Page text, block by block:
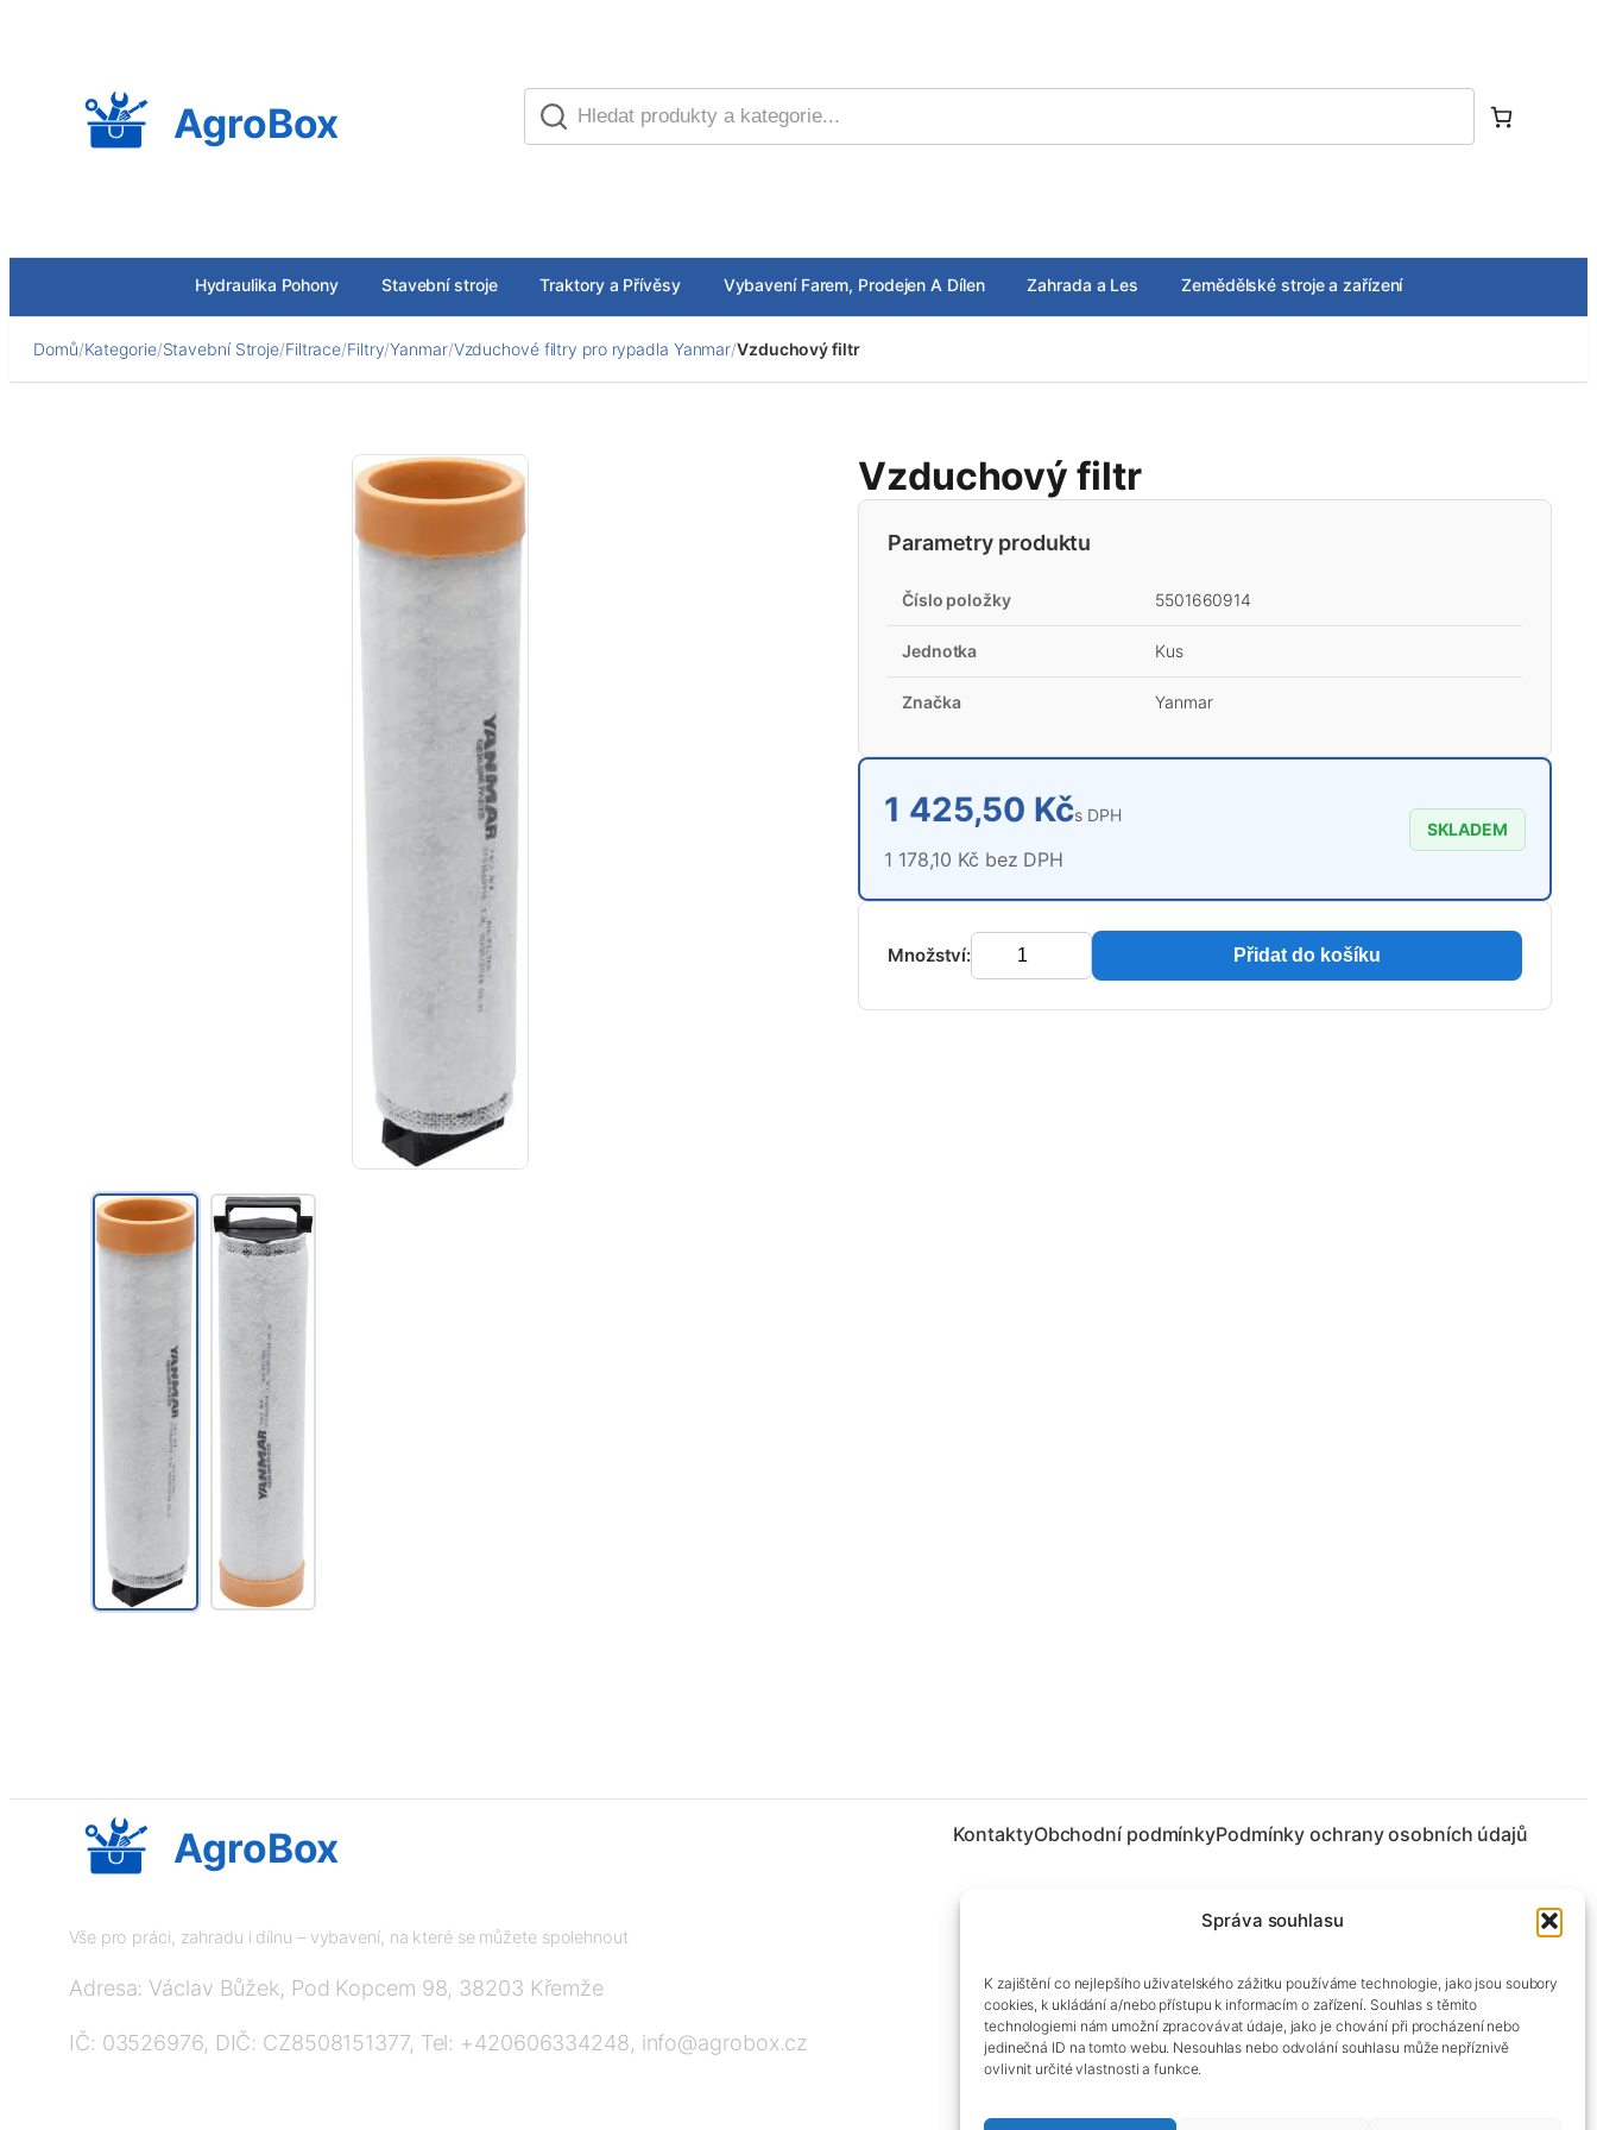
Správa souhlasu
K zajištění co nejlepšího uživatelského zážitku používáme technologie, jako jsou soubory
cookies, k ukládání a/nebo přístupu k informacím o zařízení. Souhlas s těmito
technologiemi nám umožní zpracovávat údaje, jako je chování při procházení nebo
jedinečná ID na tomto webu. Nesouhlas nebo odvolání souhlasu může nepříznivě
ovlivnit určité vlastnosti a funkce.
AgroBox
Hydraulika Pohony Stavební stroje Traktory a Přívěsy Vybavení Farem, Prodejen A Dílen Zahrada a Les Zemědělské stroje a zařízení
Domů/Kategorie/Stavební Stroje/Filtrace/Filtry/Yanmar/Vzduchové filtry pro rypadla Yanmar/Vzduchový filtr
Vzduchový filtr
Parametry produktu
Číslo položky 5501660914
Jednotka Kus
Značka Yanmar
1 425,50 Kčs DPH
1 178,10 Kč bez DPH
SKLADEM
Množství: Přidat do košíku
AgroBox
Vše pro práci, zahradu i dílnu – vybavení, na které se můžete spolehnout
Adresa: Václav Bůžek, Pod Kopcem 98, 38203 Křemže
IČ: 03526976, DIČ: CZ8508151377, Tel: +420606334248, info@agrobox.cz
KontaktyObchodní podmínkyPodmínky ochrany osobních údajů